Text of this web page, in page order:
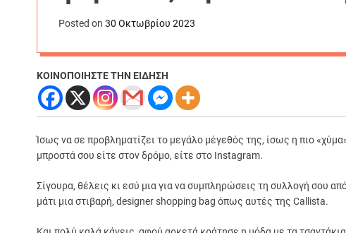
Posted on 30 Οκτωβρίου 2023
ΚΟΙΝΟΠΟΙΗΣΤΕ ΤΗΝ ΕΙΔΗΣΗ
Ίσως να σε προβληματίζει το μεγάλο μέγεθός της, ίσως η πιο
μπροστά σου είτε στον δρόμο, είτε στο Instagram.
Σίγουρα, θέλεις κι εσύ μια για να συμπληρώσεις τη συλλογή σου
μάτι μια στιβαρή, designer shopping bag όπως αυτές της Callista.